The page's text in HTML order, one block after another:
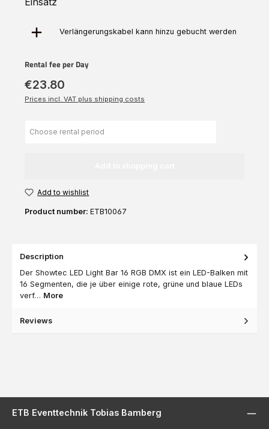
Verlängerungskabel kann hinzu gebucht werden
Rental fee per Day
€23.80
Prices incl. VAT plus shipping costs
Add to wishlist
Product number: ETB10067
Description
Der Showtec LED Light Bar 16 RGB DMX ist ein LED-Balken mit
16 Segmenten, die je über einige rote, grüne und blaue LEDs
verf… More
Reviews
ETB Eventtechnik Tobias Bamberg